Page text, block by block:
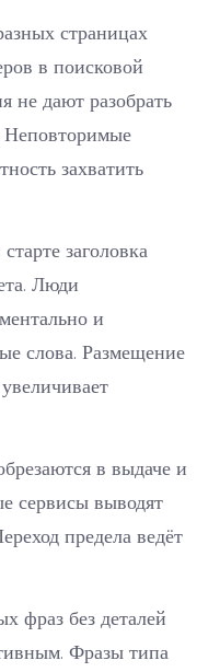
страницах
в поисковой
не дают разобрать
Неповторимые
захватить
заголовка
Люди
и
слова. Размещение
в выдаче и
сервисы выводят
предела ведёт
фраз без деталей
Фразы типа